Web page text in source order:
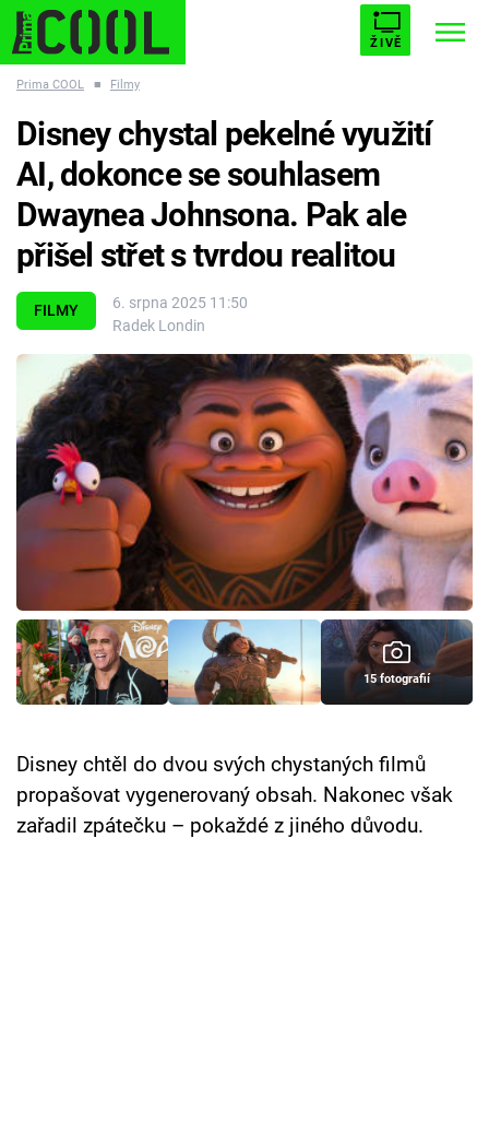
ŽIVĚ
ESCAPE PLNEJ KOTEL AVENGERS 5
Témata
Seriály
Hry
Cool Esport
Pořady
TV Program
Sledujte prima+
Sledujte nás
Prima COOL ■ Filmy
FILMY
6. srpna 2025 11:50
Radek Londin
Disney chystal pekelné využití
AI, dokonce se souhlasem
Dwaynea Johnsona. Pak ale
přišel střet s tvrdou realitou
15 fotografií
Disney chtěl do dvou svých chystaných filmů
propašovat vygenerovaný obsah. Nakonec však
zařadil zpátečku – pokaždé z jiného důvodu.